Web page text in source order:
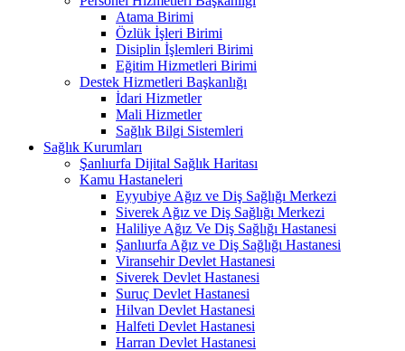
Atama Birimi
Özlük İşleri Birimi
Disiplin İşlemleri Birimi
Eğitim Hizmetleri Birimi
Destek Hizmetleri Başkanlığı
İdari Hizmetler
Mali Hizmetler
Sağlık Bilgi Sistemleri
Sağlık Kurumları
Şanlıurfa Dijital Sağlık Haritası
Kamu Hastaneleri
Eyyubiye Ağız ve Diş Sağlığı Merkezi
Siverek Ağız ve Diş Sağlığı Merkezi
Haliliye Ağız Ve Diş Sağlığı Hastanesi
Şanlıurfa Ağız ve Diş Sağlığı Hastanesi
Viransehir Devlet Hastanesi
Siverek Devlet Hastanesi
Suruç Devlet Hastanesi
Hilvan Devlet Hastanesi
Halfeti Devlet Hastanesi
Harran Devlet Hastanesi